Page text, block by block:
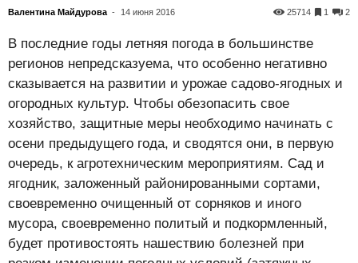
Валентина Майдурова - 14 июня 2016 2
1
25714
В последние годы летняя погода в большинстве
регионов непредсказуема, что особенно негативно
сказывается на развитии и урожае садово-ягодных и
огородных культур. Чтобы обезопасить свое
хозяйство, защитные меры необходимо начинать с
осени предыдущего года, и сводятся они, в первую
очередь, к агротехническим мероприятиям. Сад и
ягодник, заложенный районированными сортами,
своевременно очищенный от сорняков и иного
мусора, своевременно политый и подкормленный,
будет противостоять нашествию болезней при